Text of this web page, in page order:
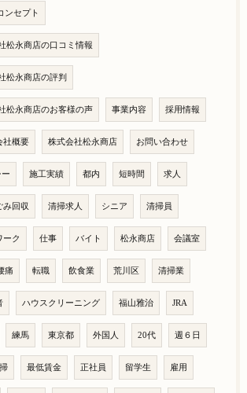
ンセプト
松永商店の口コミ情報
松永商店の評判
松永商店のお客様の声 事業内容 採用情報
社概要 株式会社松永商店 お問い合わせ
施工実績 都内 短時間 求人
み回収 清掃求人 シニア 清掃員
ーク 仕事 バイト 松永商店 会議室
痛 転職 飲食業 荒川区 清掃業
ハウスクリーニング 福山雅治 JRA
練馬 東京都 外国人 20代 週６日
最低賃金 正社員 留学生 雇用